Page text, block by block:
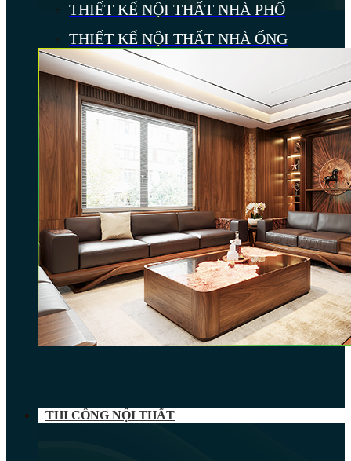
THIẾT KẾ NỘI THẤT NHÀ PHỐ
THIẾT KẾ NỘI THẤT NHÀ ỐNG
THI CÔNG NỘI THẤT